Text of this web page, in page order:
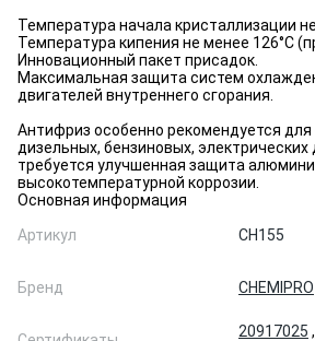
Температура начала кристаллизации
Температура кипения не менее 126°С
Инновационный пакет присадок.
Максимальная защита систем
двигателей внутреннего сгорания.
Антифриз особенно рекомендуется
дизельных, бензиновых, электрических
требуется улучшенная защита
высокотемпературной коррозии.
Основная информация
Артикул
CH155
Бренд CHEMIPRO
20917025 ,